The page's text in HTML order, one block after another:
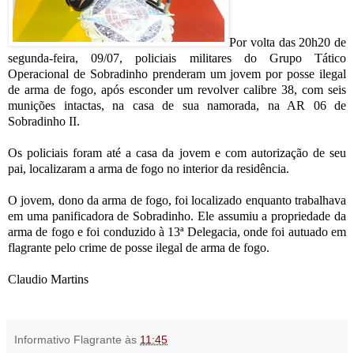
Por volta das 20h20 de
segunda-feira, 09/07, policiais militares do Grupo Tático
Operacional de Sobradinho prenderam um jovem por posse ilegal
de arma de fogo, após esconder um revolver calibre 38, com seis
munições intactas, na casa de sua namorada, na AR 06 de
Sobradinho II.
Os policiais foram até a casa da jovem e com autorização de seu
pai, localizaram a arma de fogo no interior da residência.
O jovem, dono da arma de fogo, foi localizado enquanto trabalhava
em uma panificadora de Sobradinho. Ele assumiu a propriedade da
arma de fogo e foi conduzido à 13ª Delegacia, onde foi autuado em
flagrante pelo crime de posse ilegal de arma de fogo.
Claudio Martins
Informativo Flagrante às 11:45